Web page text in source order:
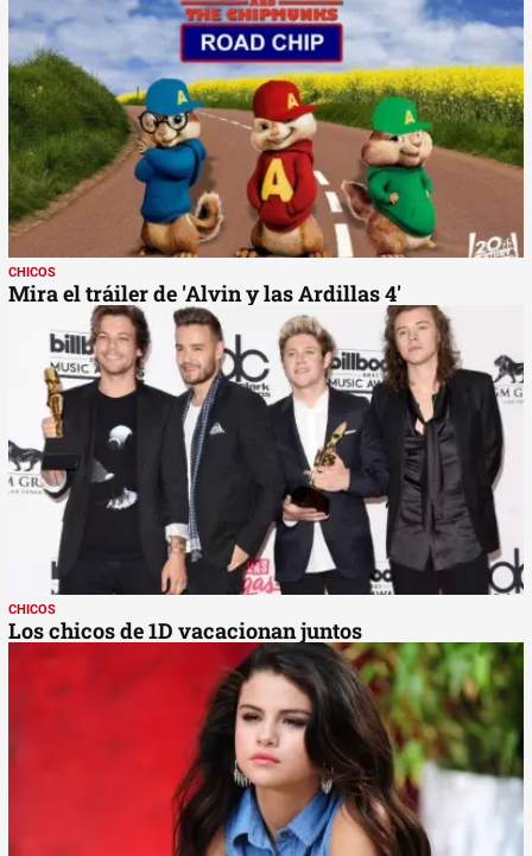
CHICOS
Mira el tráiler de 'Alvin y las Ardillas 4'
CHICOS
Los chicos de 1D vacacionan juntos